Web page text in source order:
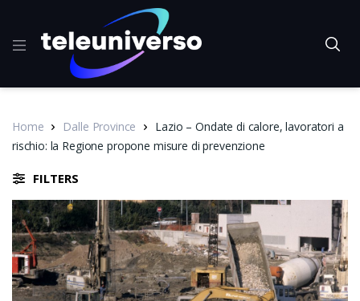
Home Dalle Province
Lazio – Ondate di calore, lavoratori a
rischio: la Regione propone misure di prevenzione
FILTERS